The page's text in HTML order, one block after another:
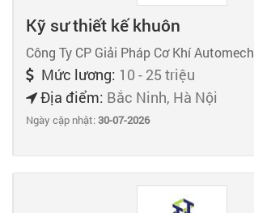
Kỹ sư thiết kế khuôn
Công Ty CP Giải Pháp Cơ Khí Automech
Mức lương: 10 - 25 triệu
Địa điểm: Bắc Ninh, Hà Nội
Ngày cập nhật:30-07-2026